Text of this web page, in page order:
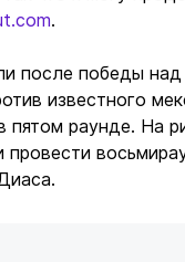
.
после победы
известного
пятом раунде. На